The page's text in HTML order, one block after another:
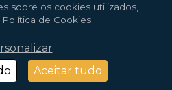
sobre os cookies utilizados,
Política de Cookies
Aceitar tudo
Design bySaentys